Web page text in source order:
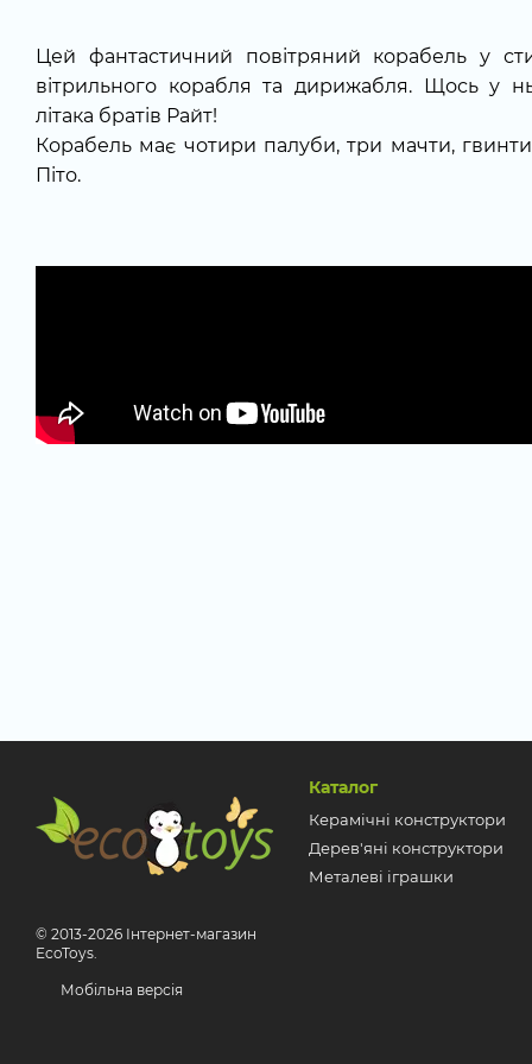
Цей фантастичний повітряний корабель у
вітрильного корабля та дирижабля. Щось у
літака братів Райт!
Корабель має чотири палуби, три мачти, гвинти
Піто.
© 2013-2026 Інтернет-магазин
EcoToys.
Мобільна версія
Каталог
Керамічні конструктори
Дерев'яні конструктори
Металеві іграшки